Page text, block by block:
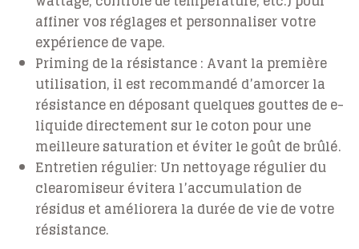
affiner vos réglages et personnaliser votre
expérience de vape.
Priming de la résistance : Avant la première
utilisation, il est recommandé d’amorcer la
résistance en déposant quelques gouttes de e-
liquide directement sur le coton pour une
meilleure saturation et éviter le goût de brûlé.
Entretien régulier: Un nettoyage régulier du
clearomiseur évitera l’accumulation de
résidus et améliorera la durée de vie de votre
résistance.